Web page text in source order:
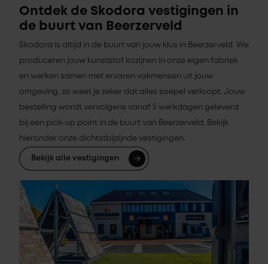
Ontdek de Skodora vestigingen in
de buurt van Beerzerveld
Skodora is altijd in de buurt van jouw klus in Beerzerveld. We
produceren jouw kunststof kozijnen in onze eigen fabriek
en werken samen met ervaren vakmensen uit jouw
omgeving, zo weet je zeker dat alles soepel verloopt. Jouw
bestelling wordt vervolgens vanaf 5 werkdagen geleverd
bij een pick-up point in de buurt van Beerzerveld. Bekijk
hieronder onze dichtstbijzijnde vestigingen.
Bekijk alle vestigingen